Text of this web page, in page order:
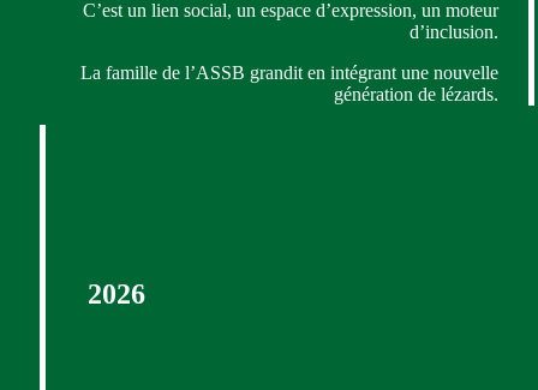
C’est un lien social, un espace d’expression, un moteur
d’inclusion.
La famille de l’ASSB grandit en intégrant une nouvelle
génération de lézards.
2026